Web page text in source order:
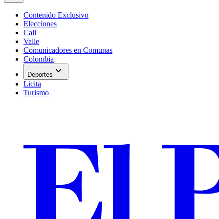
Contenido Exclusivo
Elecciones
Cali
Valle
Comunicadores en Comunas
Colombia
Deportes expand_more
Licita
Turismo